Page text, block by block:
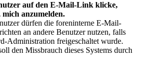
auf den E-Mail-Link klicke,
anzumelden.
dürfen die foreninterne E-Mail-
an andere Benutzer nutzen, falls
Administration freigeschaltet wurde.
den Missbrauch dieses Systems durch